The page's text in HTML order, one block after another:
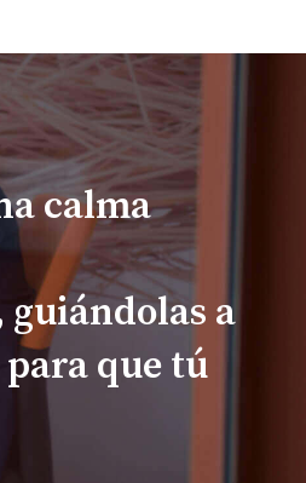
calma
guiándolas a
que tú